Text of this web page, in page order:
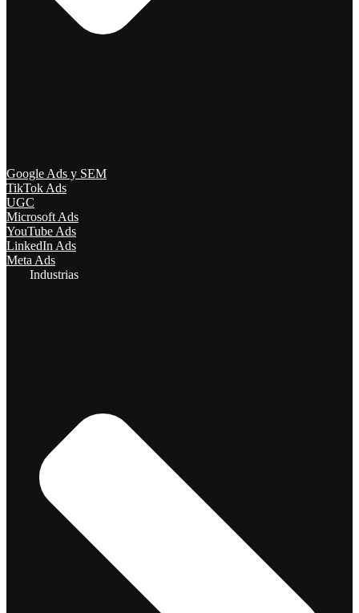
Google Ads y SEM
TikTok Ads
UGC
Microsoft Ads
YouTube Ads
LinkedIn Ads
Meta Ads
Industrias